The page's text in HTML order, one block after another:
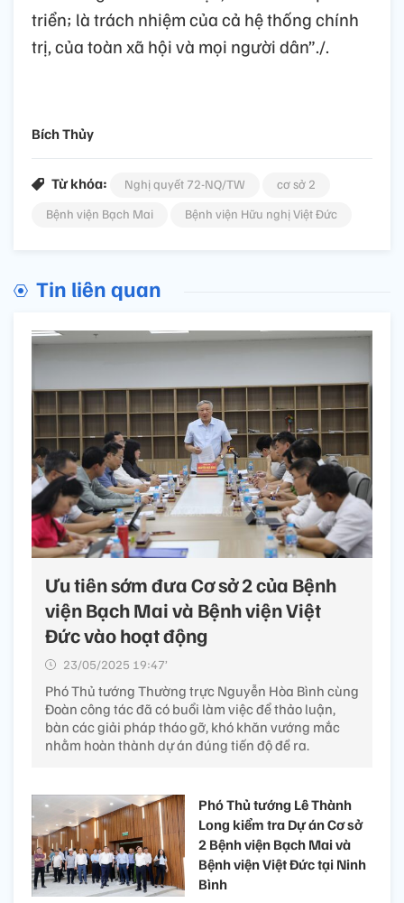
triển; là trách nhiệm của cả hệ thống chính
trị, của toàn xã hội và mọi người dân”./.
Bích Thủy
Từ khóa: Nghị quyết 72-NQ/TW
cơ sở 2
Bệnh viện Bạch Mai
Bệnh viện Hữu nghị Việt Đức
Tin liên quan
Ưu tiên sớm đưa Cơ sở 2 của Bệnh
viện Bạch Mai và Bệnh viện Việt
Đức vào hoạt động
23/05/2025 19:47’
Phó Thủ tướng Thường trực Nguyễn Hòa Bình cùng
Đoàn công tác đã có buổi làm việc để thảo luận,
bàn các giải pháp tháo gỡ, khó khăn vướng mắc
nhằm hoàn thành dự án đúng tiến độ đề ra.
Phó Thủ tướng Lê Thành
Long kiểm tra Dự án Cơ sở
2 Bệnh viện Bạch Mai và
Bệnh viện Việt Đức tại Ninh
Bình